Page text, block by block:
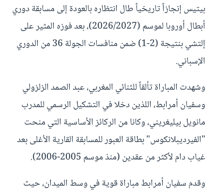
بيتيس إنجازاً تاريخياً طال انتظاره بالعودة إلى مسابقة دوري
أبطال أوروبا لموسم (2026/2027)، بعد فوزه المثير على
إلتشي بنتيجة (2-1) ضمن منافسات الجولة 36 من الدوري
الإسباني.
وشهدت المباراة تألقاً للثنائي المغربي، عبد الصمد الزلزولي
وسفيان أمرابط، اللذين دخلا في التشكيل الرسمي للمدرب
مانويل بيليغريني، وكانا من الركائز الأساسية التي منحت
"الفيرديبلانكوس" بطاقة العبور للمسابقة القارية الأغلى بعد
غياب دام لأكثر من عقدين (منذ موسم 2005-2006).
وقدم سفيان أمرابط مباراة قوية في وسط الميدان، حيث